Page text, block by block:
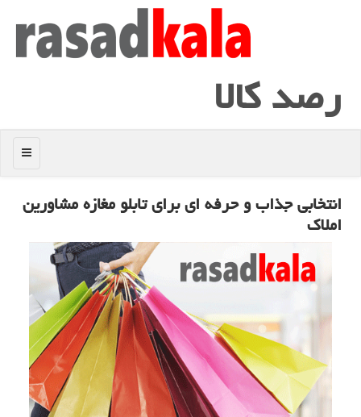
رصد كالا
منو
انتخابی جذاب و حرفه ای برای تابلو مغازه مشاورین
املاك